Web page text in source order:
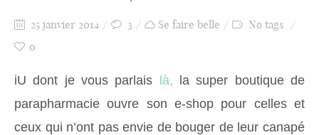
25 janvier 2014 3 Se faire belle
No tags
0
iU dont je vous parlais là, la super boutique de
parapharmacie ouvre son e-shop pour celles et
ceux qui n’ont pas envie de bouger de leur canapé